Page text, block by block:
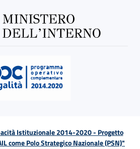
Istituzionale 2014-2020 - Progetto
come Polo Strategico Nazionale (PSN)"